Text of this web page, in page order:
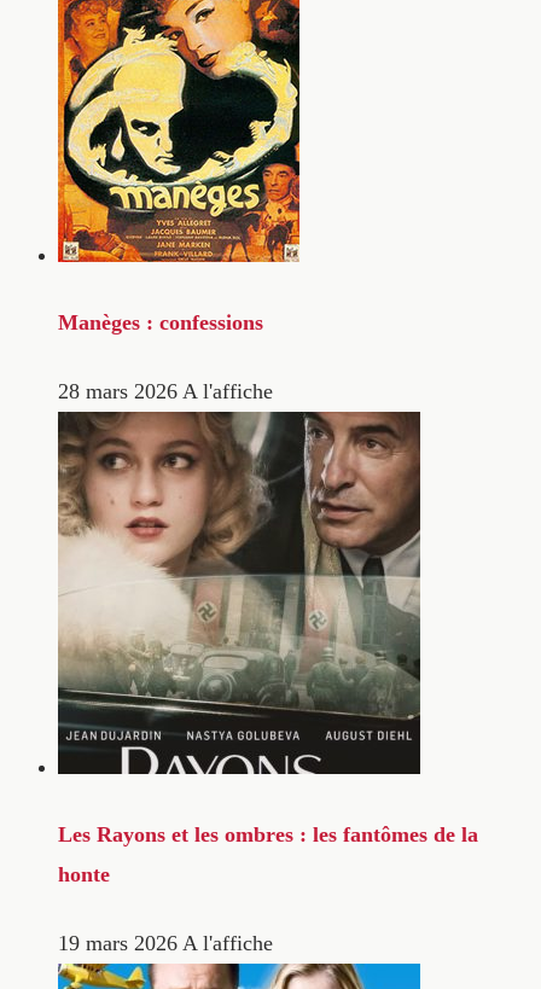
Manèges : confessions
28 mars 2026 A l'affiche
Les Rayons et les ombres : les fantômes de la
honte
19 mars 2026 A l'affiche